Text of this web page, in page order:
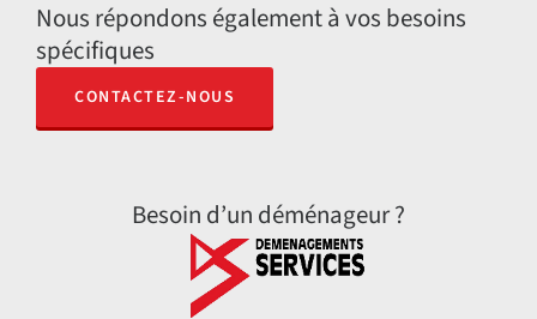
Nous répondons également à vos besoins
spécifiques
CONTACTEZ-NOUS
Besoin d’un déménageur ?